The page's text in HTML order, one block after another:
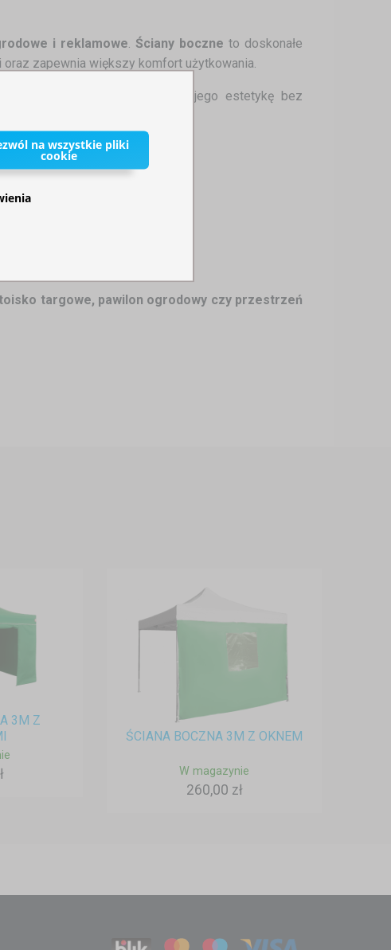
i reklamowe. Ściany boczne to doskonałe
zapewnia większy komfort użytkowania.
, zmieniając jego estetykę bez
targowe, pawilon ogrodowy czy przestrzeń
3M Z
ŚCIANA BOCZNA 3M Z OKNEM
W magazynie
260,00 zł
na wszystkie pliki
cookie